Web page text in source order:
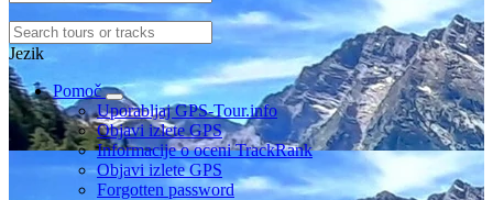
Jezik
Pomoč
Uporabljaj GPS-Tour.info
Objavi izlete GPS
Informacije o oceni TrackRank
Objavi izlete GPS
Forgotten password